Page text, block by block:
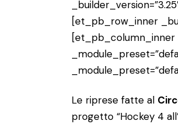
[et_pb_row_inner
[et_pb_column_inner
Le riprese fatte al
progetto “Hockey 4